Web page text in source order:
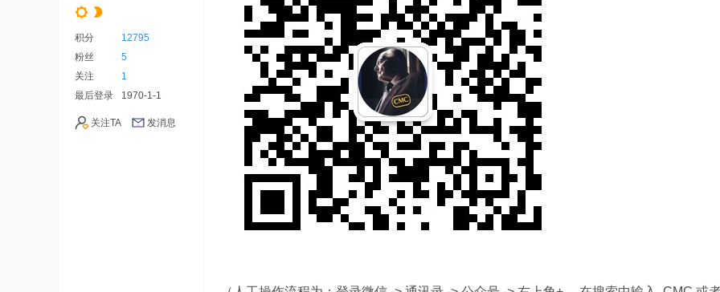
积分
12795
粉丝
5
关注
1
最后登录
1970-1-1
关注TA 发消息